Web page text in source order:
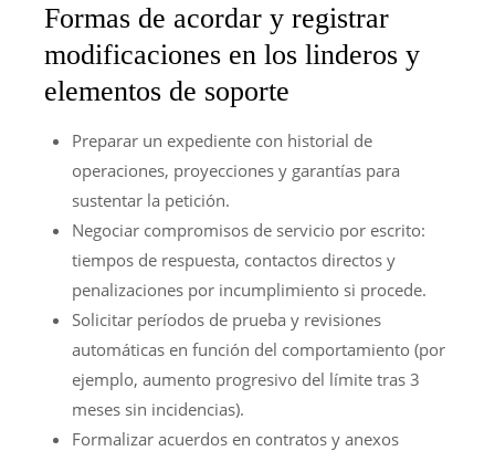
Formas de acordar y registrar
modificaciones en los linderos y
elementos de soporte
Preparar un expediente con historial de
operaciones, proyecciones y garantías para
sustentar la petición.
Negociar compromisos de servicio por escrito:
tiempos de respuesta, contactos directos y
penalizaciones por incumplimiento si procede.
Solicitar períodos de prueba y revisiones
automáticas en función del comportamiento (por
ejemplo, aumento progresivo del límite tras 3
meses sin incidencias).
Formalizar acuerdos en contratos y anexos